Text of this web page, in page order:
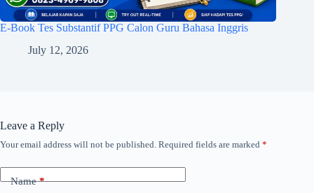
E-Book Tes Substantif PPG Calon Guru Bahasa Inggris
July 12, 2026
Leave a Reply
Your email address will not be published. Required fields are marked *
Name*